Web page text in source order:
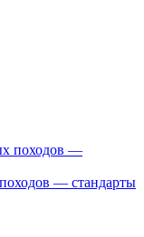
— стандарты